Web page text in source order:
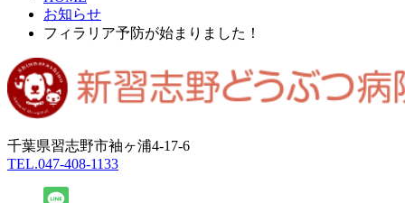
お知らせ
フィラリア予防が始まりました！
千葉県習志野市袖ヶ浦4-17-6
TEL.047-408-1133